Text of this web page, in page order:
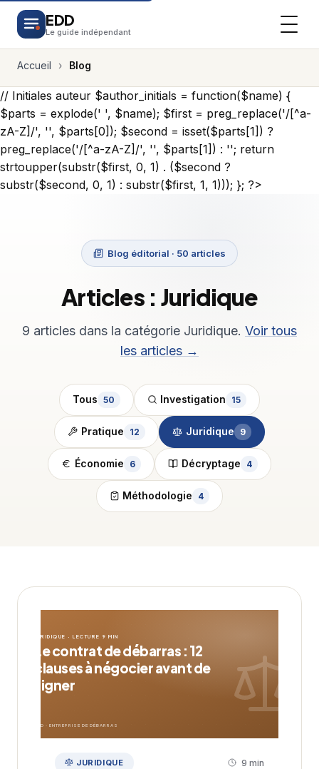
EDD
Le guide indépendant
Accueil › Blog
// Initiales auteur $author_initials = function($name) {
$parts = explode(' ', $name); $first = preg_replace('/[^a-
zA-Z]/', '', $parts[0]); $second = isset($parts[1]) ?
preg_replace('/[^a-zA-Z]/', '', $parts[1]) : ''; return
strtoupper(substr($first, 0, 1) . ($second ?
substr($second, 0, 1) : substr($first, 1, 1))); }; ?>
Blog éditorial · 50 articles
Articles : Juridique
9 articles dans la catégorie Juridique. Voir tous
les articles →
Tous 50 Investigation 15
Pratique 12 Juridique 9
Économie 6 Décryptage 4
Méthodologie 4
JURIDIQUE · LECTURE 9 MIN
Le contrat de débarras : 12
clauses à négocier avant de
signer
EDD · ENTREPRISE DE DÉBARRAS
JURIDIQUE 9 min